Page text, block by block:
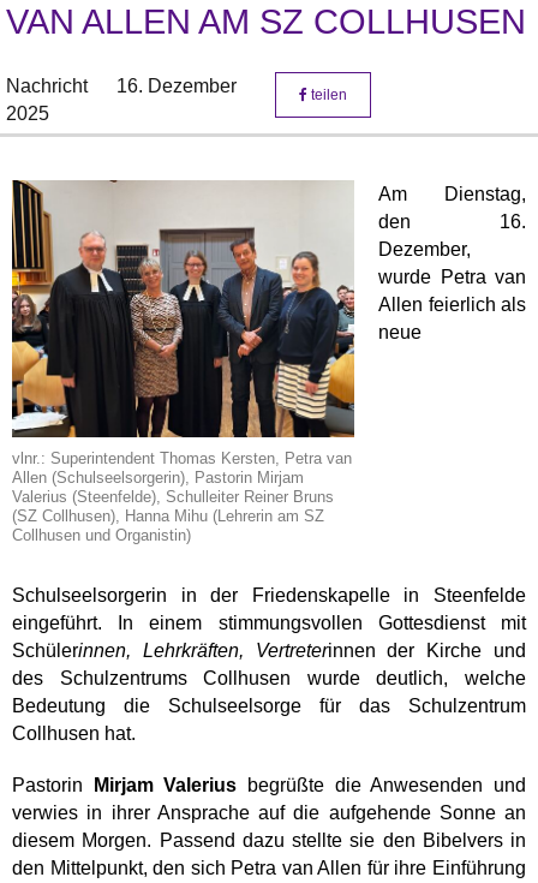
VAN ALLEN AM SZ COLLHUSEN
Nachricht
16. Dezember
2025
teilen
vlnr.: Superintendent Thomas Kersten, Petra van
Allen (Schulseelsorgerin), Pastorin Mirjam
Valerius (Steenfelde), Schulleiter Reiner Bruns
(SZ Collhusen), Hanna Mihu (Lehrerin am SZ
Collhusen und Organistin)
Am Dienstag,
den 16.
Dezember,
wurde Petra van
Allen feierlich als
neue
Schulseelsorgerin in der Friedenskapelle in Steenfelde
eingeführt. In einem stimmungsvollen Gottesdienst mit
Schülerinnen, Lehrkräften, Vertreterinnen der Kirche und
des Schulzentrums Collhusen wurde deutlich, welche
Bedeutung die Schulseelsorge für das Schulzentrum
Collhusen hat.
Pastorin Mirjam Valerius begrüßte die Anwesenden und
verwies in ihrer Ansprache auf die aufgehende Sonne an
diesem Morgen. Passend dazu stellte sie den Bibelvers in
den Mittelpunkt, den sich Petra van Allen für ihre Einführung